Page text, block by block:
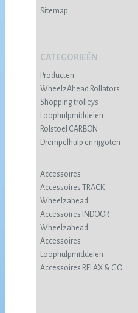
Sitemap
CATEGORIEËN
Producten
WheelzAhead Rollators
Shopping trolleys
Loophulpmiddelen
Rolstoel CARBON
Drempelhulp en rijgoten
Accessoires
Accessoires TRACK
Wheelzahead
Accessoires INDOOR
Wheelzahead
Accessoires
Loophulpmiddelen
Accessoires RELAX & GO